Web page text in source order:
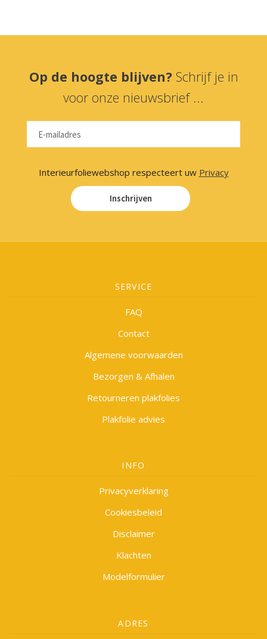
Op de hoogte blijven? Schrijf je in
voor onze nieuwsbrief ...
Interieurfoliewebshop respecteert uw Privacy
Inschrijven
SERVICE
FAQ
Contact
Algemene voorwaarden
Bezorgen & Afhalen
Retourneren plakfolies
Plakfolie advies
INFO
Privacyverklaring
Cookiesbeleid
Disclaimer
Klachten
Modelformulier
ADRES